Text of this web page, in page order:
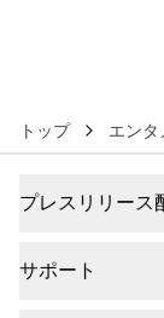
トップ エン
プレスリリース
サポート